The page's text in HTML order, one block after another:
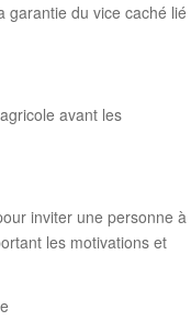
garantie du vice caché lié
avant les
inviter une personne à
les motivations et